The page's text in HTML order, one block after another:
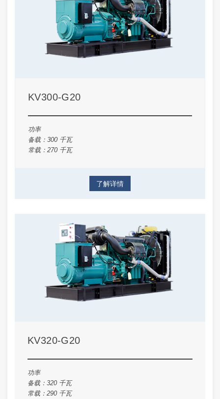
KV300-G20
功率
备载：300 千瓦
常载：270 千瓦
了解详情
KV320-G20
功率
备载：320 千瓦
常载：290 千瓦